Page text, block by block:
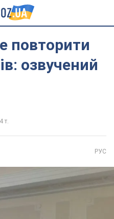
повторити
озвучений
т.
РУС